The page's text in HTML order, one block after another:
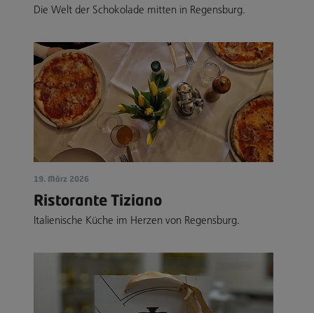
Die Welt der Schokolade mitten in Regensburg.
19. März 2026
Ristorante Tiziano
Italienische Küche im Herzen von Regensburg.